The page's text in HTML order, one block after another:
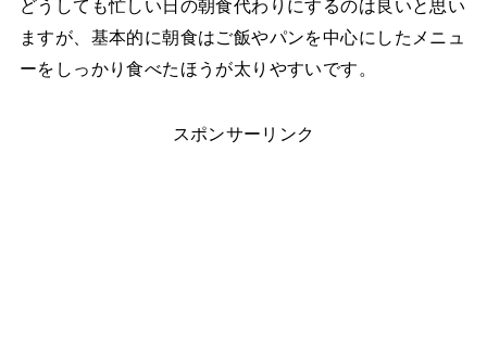
どうしても忙しい日の朝食代わりにするのは良いと思い
ますが、基本的に朝食はご飯やパンを中心にしたメニュ
ーをしっかり食べたほうが太りやすいです。
スポンサーリンク